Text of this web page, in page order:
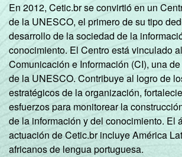
En 2012, Cetic.br se convirtió en un
de la UNESCO, el primero de su tipo
desarrollo de la sociedad de la
conocimiento. El Centro está vinculado
Comunicación e Información (CI), una
de la UNESCO. Contribuye al logro de
estratégicos de la organización,
esfuerzos para monitorear la
de la información y del conocimiento. El
actuación de Cetic.br incluye América
africanos de lengua portuguesa.